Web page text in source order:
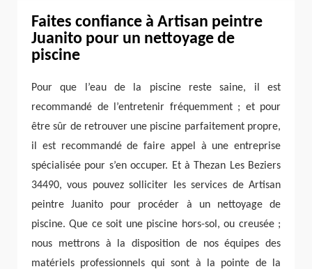
Faites confiance à Artisan peintre
Juanito pour un nettoyage de
piscine
Pour que l’eau de la piscine reste saine, il est
recommandé de l’entretenir fréquemment ; et pour
être sûr de retrouver une piscine parfaitement propre,
il est recommandé de faire appel à une entreprise
spécialisée pour s’en occuper. Et à Thezan Les Beziers
34490, vous pouvez solliciter les services de Artisan
peintre Juanito pour procéder à un nettoyage de
piscine. Que ce soit une piscine hors-sol, ou creusée ;
nous mettrons à la disposition de nos équipes des
matériels professionnels qui sont à la pointe de la